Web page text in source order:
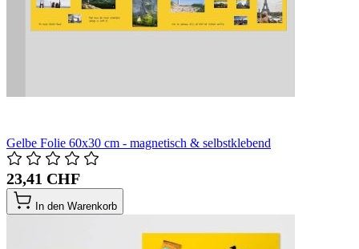
Gelbe Folie 60x30 cm - magnetisch & selbstklebend
23,41 CHF
In den Warenkorb